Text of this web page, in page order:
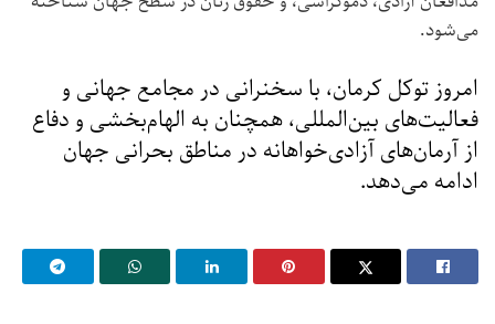
می‌شود.
امروز توکل کرمان، با سخنرانی در مجامع جهانی و
فعالیت‌های بین‌المللی، همچنان به الهام‌بخشی و دفاع
از آرمان‌های آزادی‌خواهانه در مناطق بحرانی جهان
ادامه می‌دهد.